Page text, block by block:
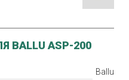
BALLU ASP-200
Ballu